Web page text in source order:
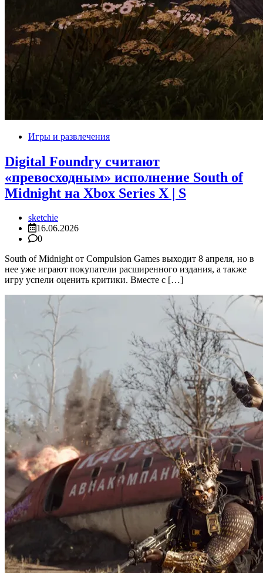
Игры и развлечения
Digital Foundry считают
«превосходным» исполнение South of
Midnight на Xbox Series X | S
sketchie
16.06.2026
0
South of Midnight от Compulsion Games выходит 8 апреля, но в
нее уже играют покупатели расширенного издания, а также
игру успели оценить критики. Вместе с […]